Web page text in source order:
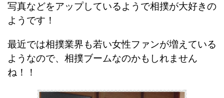
写真などをアップしているようで相撲が大好きの
ようです！
最近では相撲業界も若い女性ファンが増えている
ようなので、相撲ブームなのかもしれません
ね！！